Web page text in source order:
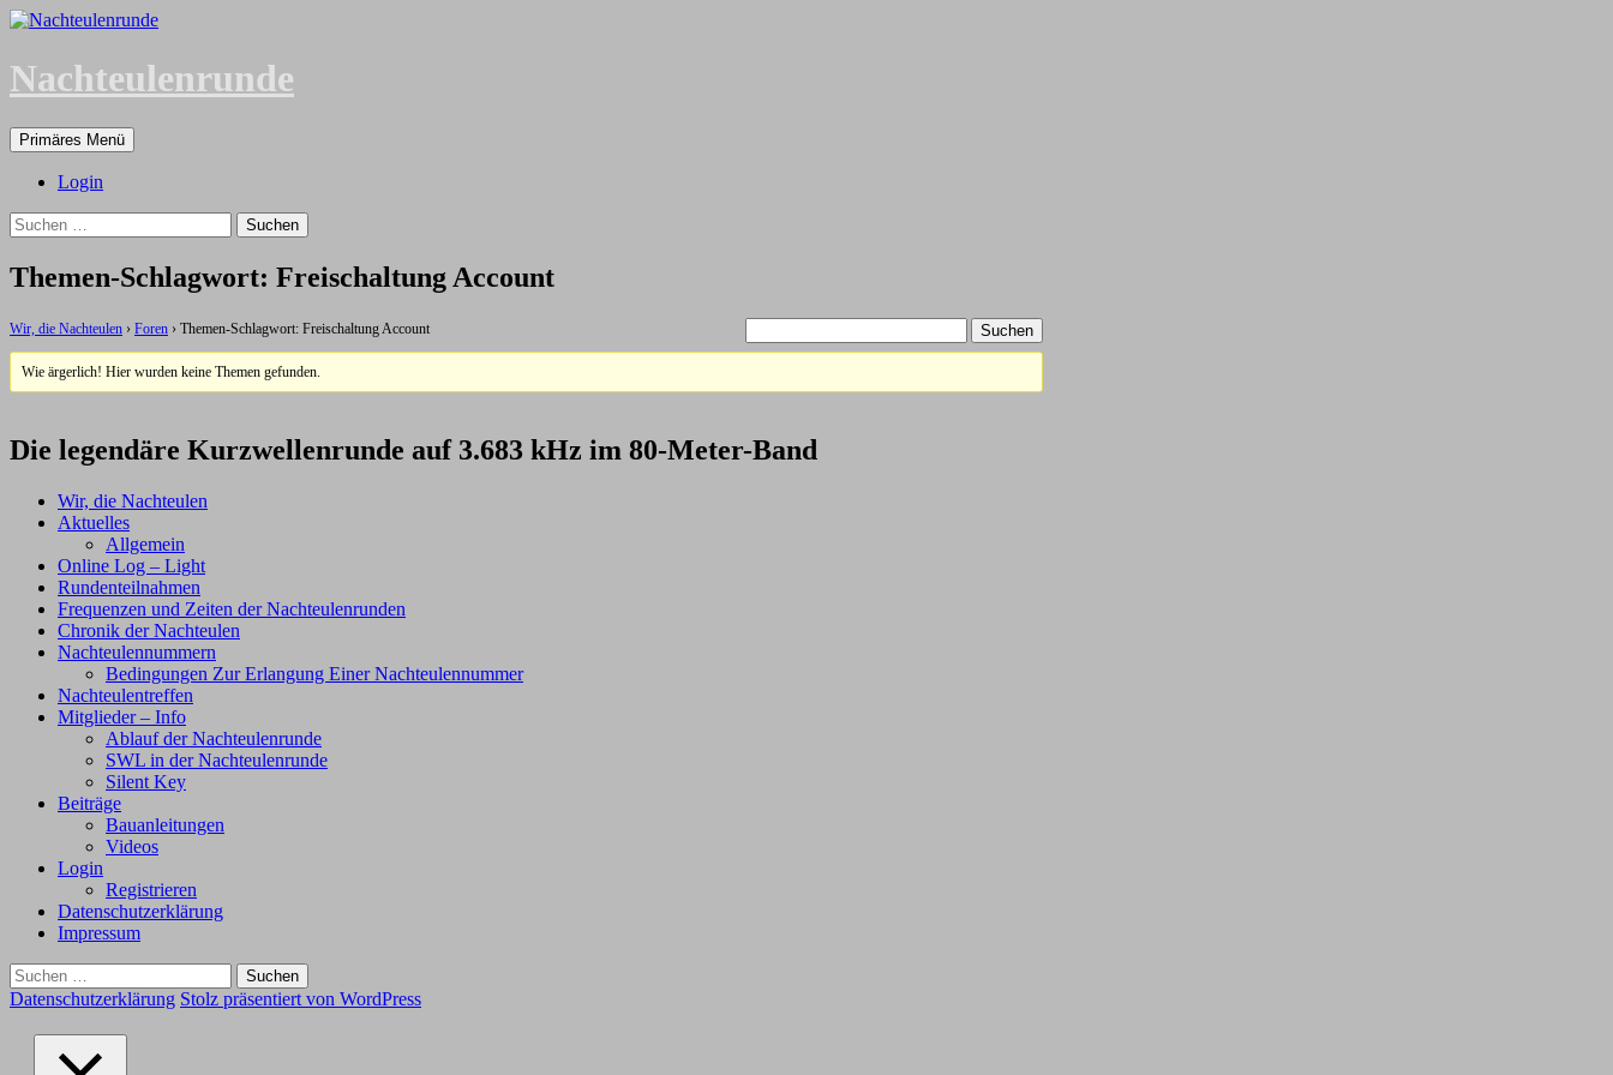
Zum
springen
Nachteulenrunde
Suchen
Primäres Menü
Login
Suchen
nach:
Themen-Schlagwort: Freischaltung Account
Wir, die Nachteulen › Foren › Themen-Schlagwort: Freischaltung Account
Wie ärgerlich! Hier wurden keine Themen gefunden.
Die legendäre Kurzwellenrunde auf 3.683 kHz im 80-Meter-Band
Wir, die Nachteulen
Aktuelles
Allgemein
Online Log – Light
Rundenteilnahmen
Frequenzen und Zeiten der Nachteulenrunden
Chronik der Nachteulen
Nachteulennummern
Bedingungen Zur Erlangung Einer Nachteulennummer
Nachteulentreffen
Mitglieder – Info
Ablauf der Nachteulenrunde
SWL in der Nachteulenrunde
Silent Key
Beiträge
Bauanleitungen
Videos
Login
Registrieren
Datenschutzerklärung
Impressum
Suchen
nach:
Datenschutzerklärung Stolz präsentiert von WordPress